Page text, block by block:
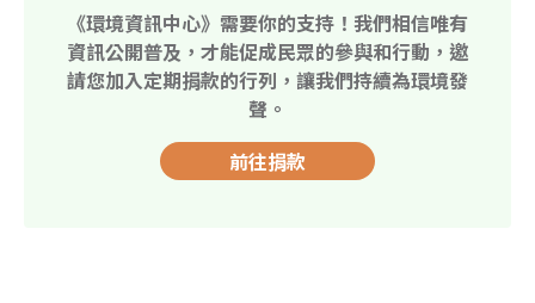
《環境資訊中心》需要你的支持！我們相信唯有
資訊公開普及，才能促成民眾的參與和行動，邀
請您加入定期捐款的行列，讓我們持續為環境發
聲。
前往捐款